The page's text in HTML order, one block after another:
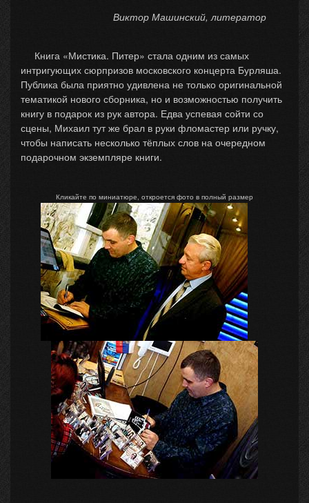
Виктор Машинский, литератор
Книга «Мистика. Питер» стала одним из самых
интригующих сюрпризов московского концерта Бурляша.
Публика была приятно удивлена не только оригинальной
тематикой нового сборника, но и возможностью получить
книгу в подарок из рук автора. Едва успевая сойти со
сцены, Михаил тут же брал в руки фломастер или ручку,
чтобы написать несколько тёплых слов на очередном
подарочном экземпляре книги.
Кликайте по миниатюре, откроется фото в полный размер